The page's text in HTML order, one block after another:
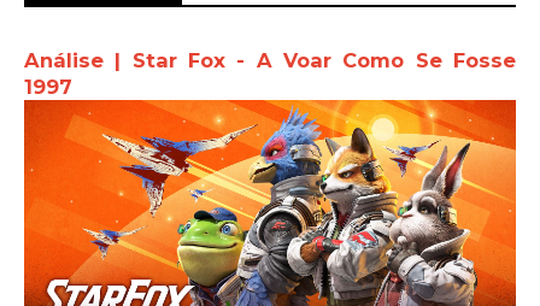
Análise | Star Fox - A Voar Como Se Fosse
1997